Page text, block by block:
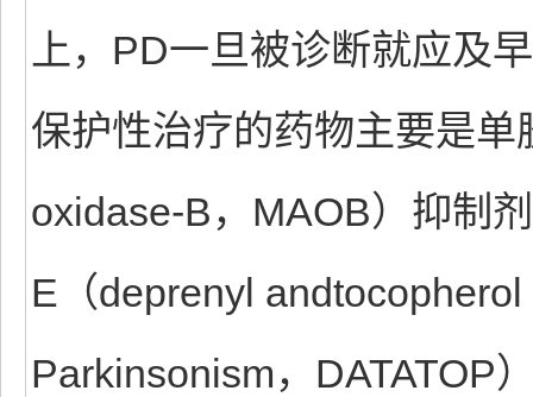
上，PD一旦被诊断就应及
保护性治疗的药物主要是
oxidase-B，MAOB）抑制
E（deprenyl
Parkinsonism，DATATOP